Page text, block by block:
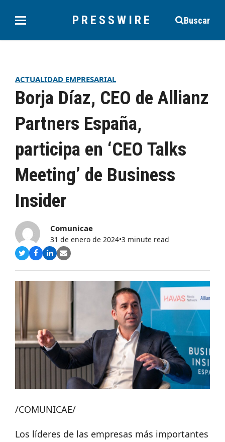
PRESSWIRE Buscar
ACTUALIDAD EMPRESARIAL
Borja Díaz, CEO de Allianz
Partners España,
participa en ‘CEO Talks
Meeting’ de Business
Insider
Comunicae
31 de enero de 2024•3 minute read
Compartir
Twitter
Compartir
Facebook
Compartir
LinkedIn
Share
Email
/COMUNICAE/
Los líderes de las empresas más importantes